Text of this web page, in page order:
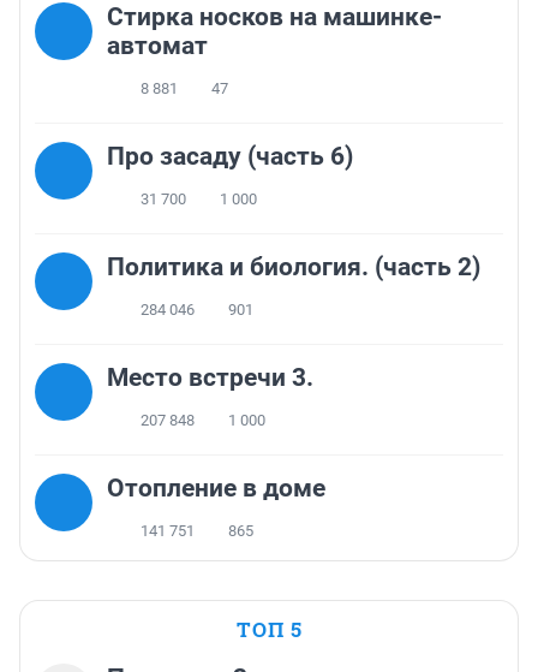
Стирка носков на машинке-
автомат
8 881 47
Про засаду (часть 6)
31 700 1 000
Политика и биология. (часть 2)
284 046 901
Место встречи 3.
207 848 1 000
Отопление в доме
141 751 865
ТОП 5